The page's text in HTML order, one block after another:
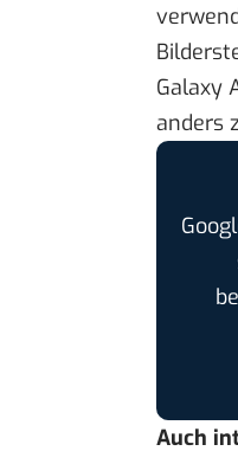
Galaxy
anders
Auch